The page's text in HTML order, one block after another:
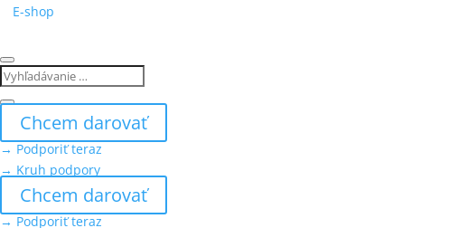
E-shop
Chcem darovať
→ Podporiť teraz
→ Kruh podpory
Chcem darovať
→ Podporiť teraz